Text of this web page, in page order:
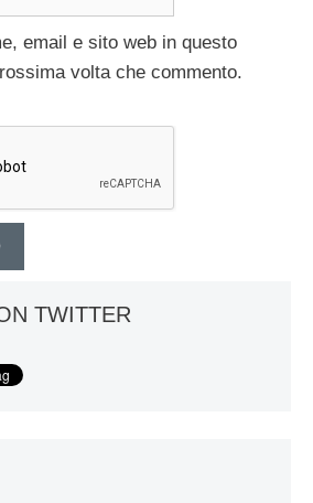
email e sito web in questo
volta che commento.
TWITTER